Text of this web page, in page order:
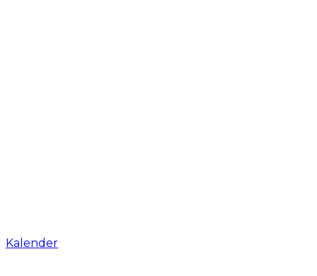
Kalender